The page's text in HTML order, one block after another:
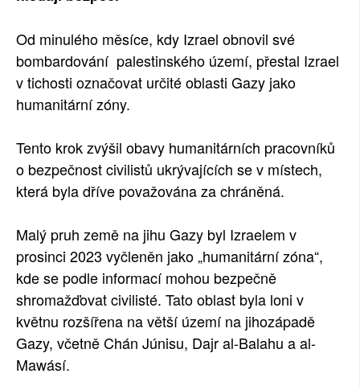
Od minulého měsíce, kdy Izrael obnovil své
bombardování palestinského území, přestal Izrael
v tichosti označovat určité oblasti Gazy jako
humanitární zóny.
Tento krok zvýšil obavy humanitárních pracovníků
o bezpečnost civilistů ukrývajících se v místech,
která byla dříve považována za chráněná.
Malý pruh země na jihu Gazy byl Izraelem v
prosinci 2023 vyčleněn jako „humanitární zóna“,
kde se podle informací mohou bezpečně
shromažďovat civilisté. Tato oblast byla loni v
květnu rozšířena na větší území na jihozápadě
Gazy, včetně Chán Júnisu, Dajr al-Balahu a al-
Mawásí.